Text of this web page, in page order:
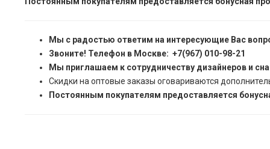
Мы с радостью ответим на интересующие Вас
Звоните! Телефон в Москве: +7(967) 010-98-21
Мы приглашаем к сотрудничеству дизайнеров и
Скидки на оптовые заказы оговариваются
Постоянным покупателям предоставляется